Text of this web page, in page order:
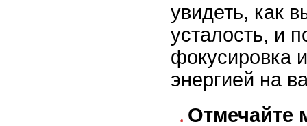
увидеть, как
усталость, и
фокусировка
энергией на
Отмечайте